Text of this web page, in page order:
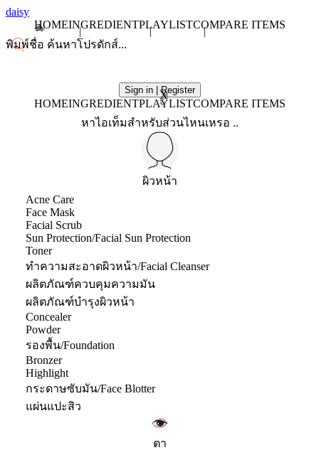
daisy
HOMEINGREDIENTPLAYLISTCOMPARE ITEMS
Sign in | Register
X
HOMEINGREDIENTPLAYLISTCOMPARE ITEMS
หาไอเท็มสำหรับส่วนไหนเหรอ ..
ผิวหน้า
Acne Care
Face Mask
Facial Scrub
Sun Protection/Facial Sun Protection
Toner
ทำความสะอาดผิวหน้า/Facial Cleanser
ผลิตภัณฑ์ควบคุมความมัน
ผลิตภัณฑ์บำรุงผิวหน้า
Concealer
Powder
รองพื้น/Foundation
Bronzer
Highlight
กระดาษซับมัน/Face Blotter
แผ่นแปะสิว
ตา